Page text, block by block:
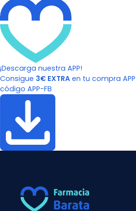
¡Descarga nuestra APP!
Consigue 3€ EXTRA en tu compra
código APP-FB